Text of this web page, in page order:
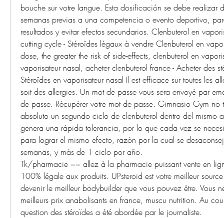
bouche sur votre langue. Esta dosificación se debe realizar
semanas previas a una competencia o evento deportivo,
resultados y evitar efectos secundarios. Clenbuterol en
cutting cycle - Stéroïdes légaux à vendre Clenbuterol en
dose, the greater the risk of side-effects, clenbuterol en
vaporisateur nasal, acheter clenbuterol france - Acheter des
Stéroïdes en vaporisateur nasal Il est efficace sur toutes les
soit des allergies. Un mot de passe vous sera envoyé par
de passe. Récupérer votre mot de passe. Gimnasio Gym no
absoluto un segundo ciclo de clenbuterol dentro del mismo
genera una rápida tolerancia, por lo que cada vez se
para lograr el mismo efecto, razón por la cual se
semanas, y más de 1 ciclo por año.
Tk/pharmacie == allez à la pharmacie puissant vente en
100% légale aux produits. UPsteroid est votre meilleur
devenir le meilleur bodybuilder que vous pouvez être. Vous
meilleurs prix anabolisants en france, muscu nutrition. Au
question des stéroïdes a été abordée par le journaliste.